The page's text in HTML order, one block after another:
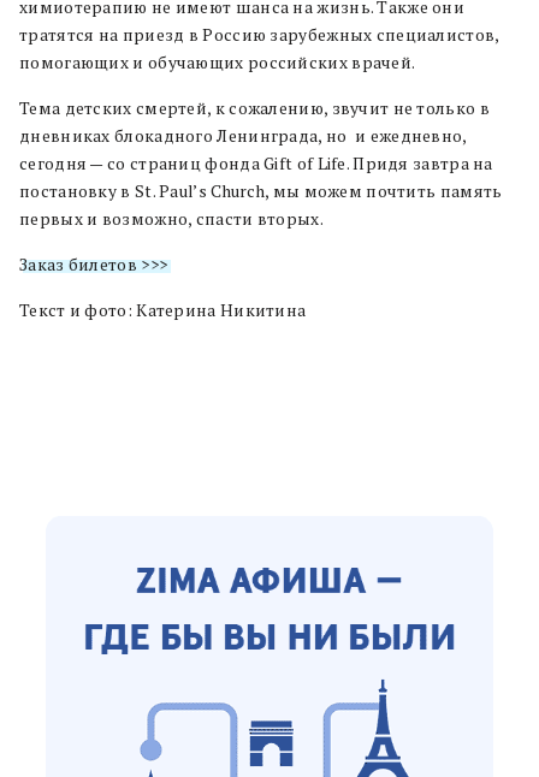
химиотерапию не имеют шанса на жизнь. Также они
тратятся на приезд в Россию зарубежных специалистов,
помогающих и обучающих российских врачей.
Тема детских смертей, к сожалению, звучит не только в
дневниках блокадного Ленинграда, но и ежедневно,
сегодня — со страниц фонда Gift of Life. Придя завтра на
постановку в St. Paul’s Church, мы можем почтить память
первых и возможно, спасти вторых.
Заказ билетов >>>
Текст и фото: Катерина Никитина